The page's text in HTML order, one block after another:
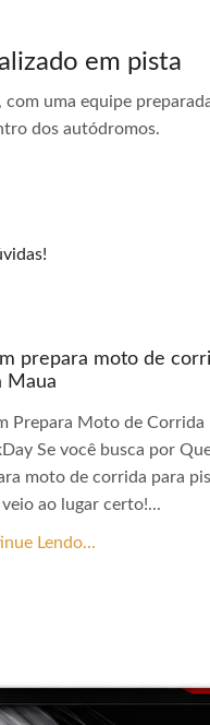
em pista
uma equipe
dos autódromos.
prepara moto de
Maua
Prepara Moto de Corrida
Se você busca por
moto de corrida para
ao lugar certo!...
Lendo...